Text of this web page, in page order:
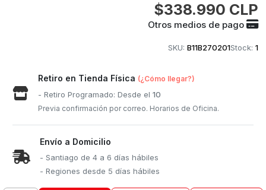
$338.990 CLP
Otros medios de pago
SKU: B11B270201Stock: 1
Retiro en Tienda Física (¿Cómo llegar?)
- Retiro Programado: Desde el10
Previa confirmación por correo. Horarios de Oficina.
Envío a Domicilio
- Santiago de 4 a 6 días hábiles
- Regiones desde 5 días hábiles